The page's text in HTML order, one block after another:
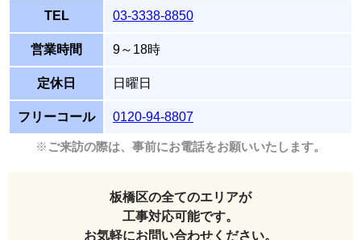
TEL 03-3338-8850
営業時間 9～18時
定休日 日曜日
フリーコール 0120-94-8807
※ ご来訪の際は、事前にお電話をお願いいたします。
板橋区の全てのエリアが
工事対応可能です。
お気軽にお問い合わせください。